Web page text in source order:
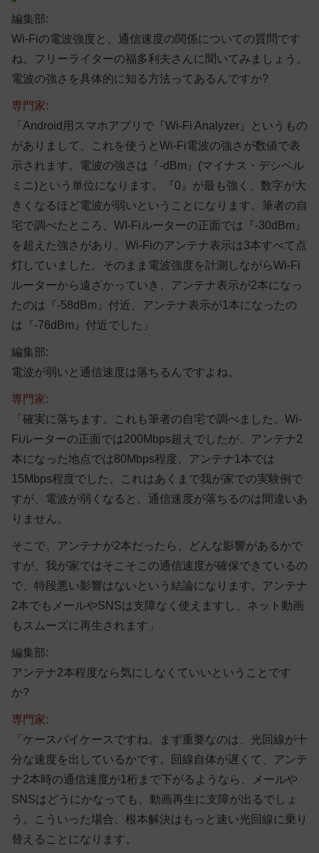
編集部:
Wi-Fiの電波強度と、通信速度の関係についての質問です
ね。フリーライターの福多利夫さんに聞いてみましょう。
電波の強さを具体的に知る方法ってあるんですか?
専門家:
「Android用スマホアプリで『Wi-Fi Analyzer』というもの
がありまして、これを使うとWi-Fi電波の強さが数値で表
示されます。電波の強さは『-dBm』(マイナス・デシベル
ミニ)という単位になります。『0』が最も強く、数字が大
きくなるほど電波が弱いということになります。筆者の自
宅で調べたところ、WI-Fiルーターの正面では『-30dBm』
を超えた強さがあり、Wi-Fiのアンテナ表示は3本すべて点
灯していました。そのまま電波強度を計測しながらWi-Fi
ルーターから遠ざかっていき、アンテナ表示が2本になっ
たのは『-58dBm』付近、アンテナ表示が1本になったの
は『-76dBm』付近でした」
編集部:
電波が弱いと通信速度は落ちるんですよね。
専門家:
「確実に落ちます。これも筆者の自宅で調べました。Wi-
Fiルーターの正面では200Mbps超えでしたが、アンテナ2
本になった地点では80Mbps程度、アンテナ1本では
15Mbps程度でした。これはあくまで我が家での実験例で
すが、電波が弱くなると、通信速度が落ちるのは間違いあ
りません。
そこで、アンテナが2本だったら、どんな影響があるかで
すが、我が家ではそこそこの通信速度が確保できているの
で、特段悪い影響はないという結論になります。アンテナ
2本でもメールやSNSは支障なく使えますし、ネット動画
もスムーズに再生されます」
編集部:
アンテナ2本程度なら気にしなくていいということです
か?
専門家:
「ケースバイケースですね。まず重要なのは、光回線が十
分な速度を出しているかです。回線自体が遅くて、アンテ
ナ2本時の通信速度が1桁まで下がるようなら、メールや
SNSはどうにかなっても、動画再生に支障が出るでしょ
う。こういった場合、根本解決はもっと速い光回線に乗り
替えることになります。